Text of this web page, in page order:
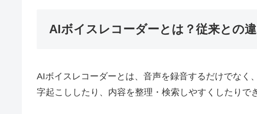
AIボイスレコーダーとは？従来との
AIボイスレコーダーとは、音声を録音するだけでなく
字起こししたり、内容を整理・検索しやすくしたりで